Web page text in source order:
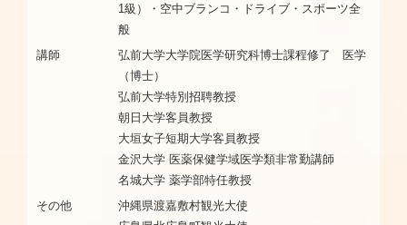
1級）・空中ブランコ・ドライブ・スポーツ全
般
講師
弘前大学大学院医学研究科博士課程修了 医学
（博士）
弘前大学特別招聘教授
朝日大学客員教授
大垣女子短期大学客員教授
金沢大学 医薬保健学域医学類非常勤講師
名城大学 薬学部特任教授
その他
沖縄県渡嘉敷村観光大使